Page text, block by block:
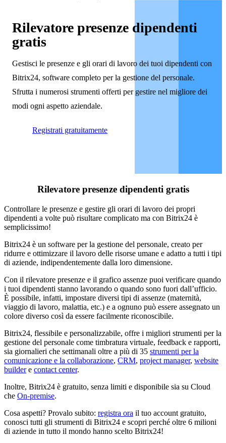
Rilevatore presenze dipendenti
gratis
Gestisci le presenze e gli orari di lavoro dei tuoi dipendenti con
Bitrix24, software completo per la gestione del personale.
Sfrutta i numerosi strumenti offerti per gestire nel migliore dei
modi ogni aspetto aziendale.
Registrati gratuitamente
Rilevatore presenze dipendenti gratis
Controllare le presenze e gestire gli orari di lavoro dei propri
dipendenti a volte può risultare complicato ma con Bitrix24 è
semplicissimo!
Bitrix24 è un software per la gestione del personale, creato per
ridurre e ottimizzare il lavoro delle risorse umane e adatto a tutti i tipi
di aziende, indipendentemente dalla loro dimensione.
Con il rilevatore presenze e il grafico assenze puoi verificare quando
i tuoi dipendenti stanno lavorando o quando sono fuori dall’ufficio.
È possibile, infatti, impostare diversi tipi di assenze (maternità,
viaggio di lavoro, malattia, etc.) e a ognuno può essere assegnato un
colore diverso così da essere facilmente riconoscibile.
Bitrix24, flessibile e personalizzabile, offre i migliori strumenti per la
gestione del personale come timbratura virtuale, feedback e rapporti,
sia giornalieri che settimanali oltre a più di 35 strumenti per la
comunicazione e la collaborazione, CRM, project manager, website
buildere contact center.
Inoltre, Bitrix24 è gratuito, senza limiti e disponibile sia su Cloud
che On-premise.
Cosa aspetti? Provalo subito: registra ora il tuo account gratuito,
conosci tutti gli strumenti di Bitrix24 e scopri perché oltre 6 milioni
di aziende in tutto il mondo hanno scelto Bitrix24!